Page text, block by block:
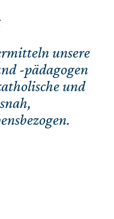
unsere
-pädagogen
und